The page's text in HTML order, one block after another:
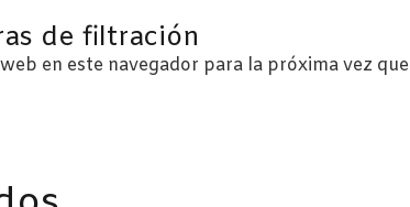
de filtración
en este navegador para la próxima vez